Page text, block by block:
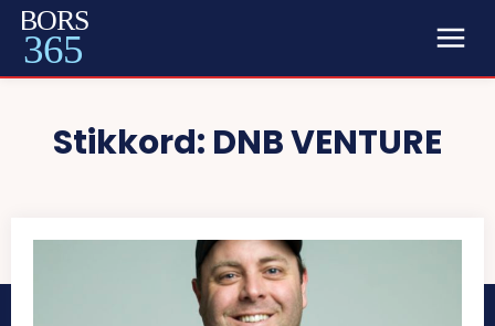
BORS
365
Stikkord: DNB VENTURE